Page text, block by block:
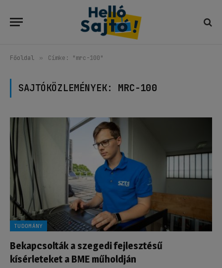
Főoldal » Címke: "mrc-100"
SAJTÓKÖZLEMÉNYEK: MRC-100
TUDOMÁNY
Bekapcsolták a szegedi fejlesztésű
kísérleteket a BME műholdján